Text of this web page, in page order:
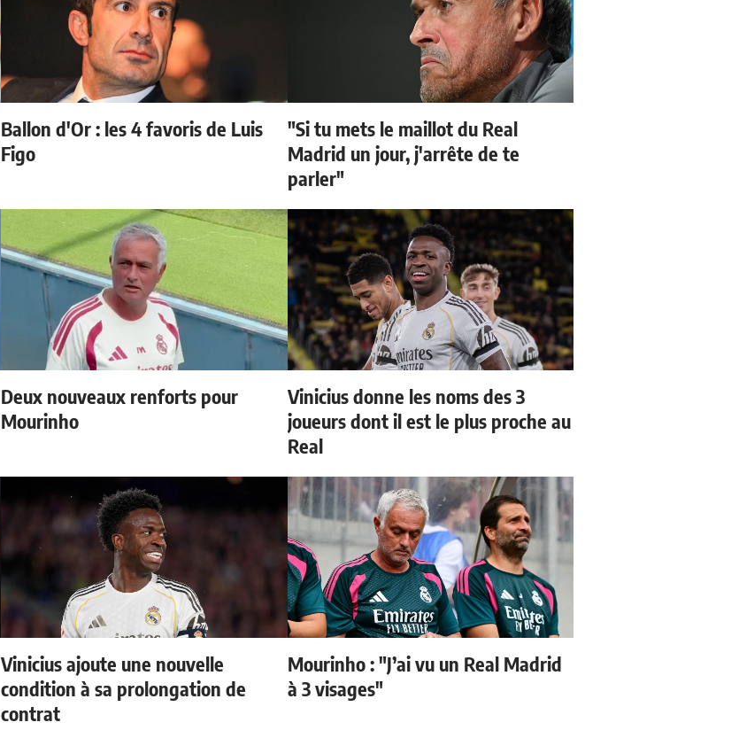
Ballon d'Or : les 4 favoris de Luis
Figo
"Si tu mets le maillot du Real
Madrid un jour, j'arrête de te
parler"
Deux nouveaux renforts pour
Mourinho
Vinicius donne les noms des 3
joueurs dont il est le plus proche au
Real
Vinicius ajoute une nouvelle
condition à sa prolongation de
contrat
Mourinho : "J’ai vu un Real Madrid
à 3 visages"